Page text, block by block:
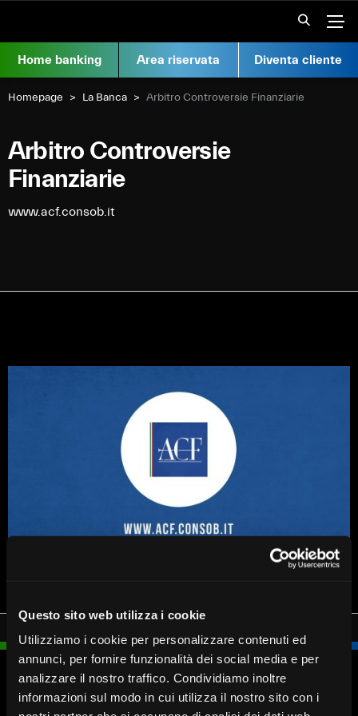
Questo sito web utilizza i cookie
Utilizziamo i cookie per personalizzare contenuti ed
annunci, per fornire funzionalità dei social media e per
analizzare il nostro traffico. Condividiamo inoltre
informazioni sul modo in cui utilizza il nostro sito con i
Home banking Area riservata Diventa cliente
Homepage La Banca Arbitro Controversie Finanziarie
Arbitro Controversie
Finanziarie
www.acf.consob.it
Blocca
carta
Fissa un
appuntamento
Cerca
Filiale
Chiamaci
030 37231